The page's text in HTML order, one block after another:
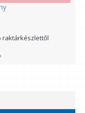
raktárkészlettől